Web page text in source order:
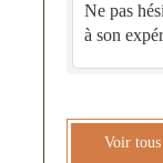
Ne pas
à son
Voir